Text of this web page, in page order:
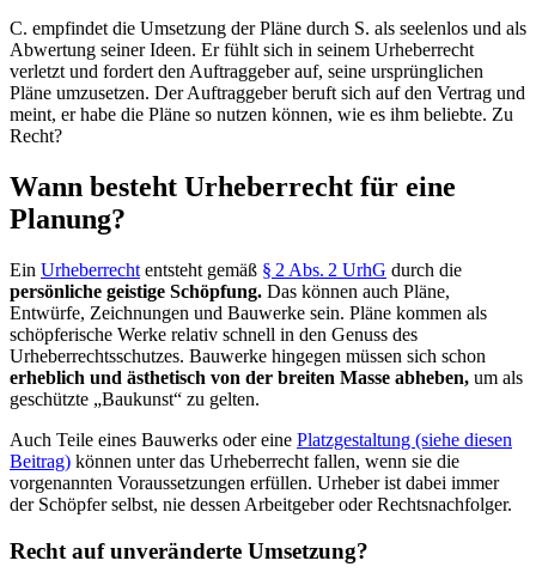
C. empfindet die Umsetzung der Pläne durch S. als seelenlos und als
Abwertung seiner Ideen. Er fühlt sich in seinem Urheberrecht
verletzt und fordert den Auftraggeber auf, seine ursprünglichen
Pläne umzusetzen. Der Auftraggeber beruft sich auf den Vertrag und
meint, er habe die Pläne so nutzen können, wie es ihm beliebte. Zu
Recht?
Wann besteht Urheberrecht für eine
Planung?
Ein Urheberrecht entsteht gemäß § 2 Abs. 2 UrhG durch die
persönliche geistige Schöpfung. Das können auch Pläne,
Entwürfe, Zeichnungen und Bauwerke sein. Pläne kommen als
schöpferische Werke relativ schnell in den Genuss des
Urheberrechtsschutzes. Bauwerke hingegen müssen sich schon
erheblich und ästhetisch von der breiten Masse abheben, um als
geschützte „Baukunst“ zu gelten.
Auch Teile eines Bauwerks oder eine Platzgestaltung (siehe diesen
Beitrag) können unter das Urheberrecht fallen, wenn sie die
vorgenannten Voraussetzungen erfüllen. Urheber ist dabei immer
der Schöpfer selbst, nie dessen Arbeitgeber oder Rechtsnachfolger.
Recht auf unveränderte Umsetzung?